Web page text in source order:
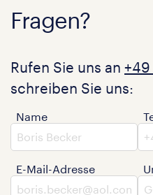
Fragen?
Rufen Sie uns an
schreiben Sie uns:
Name
E-Mail-Adresse